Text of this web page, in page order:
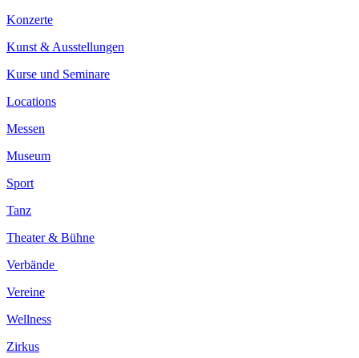
Konzerte
Kunst & Ausstellungen
Kurse und Seminare
Locations
Messen
Museum
Sport
Tanz
Theater & Bühne
Verbände
Vereine
Wellness
Zirkus